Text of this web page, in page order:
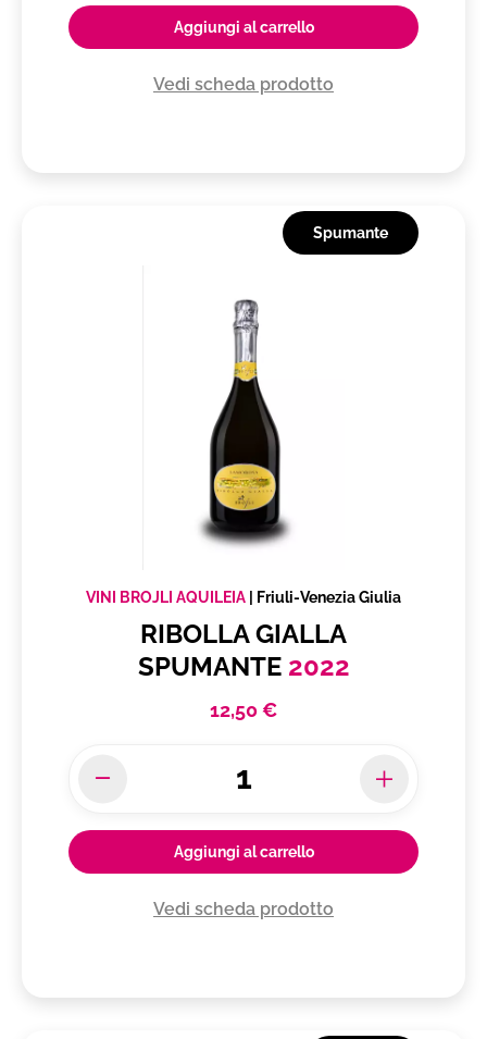
Aggiungi al carrello
Vedi scheda prodotto
Spumante
VINI BROJLI AQUILEIA | Friuli-Venezia Giulia
RIBOLLA GIALLA
SPUMANTE 2022
12,50 €
Aggiungi al carrello
Vedi scheda prodotto